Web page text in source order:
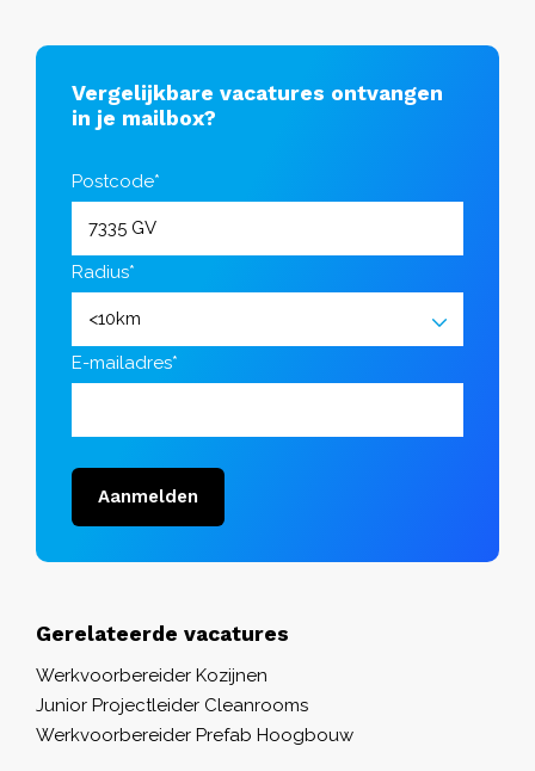
Vergelijkbare vacatures ontvangen
in je mailbox?
Postcode*
Radius*
E-mailadres*
Aanmelden
Gerelateerde vacatures
Werkvoorbereider Kozijnen
Junior Projectleider Cleanrooms
Werkvoorbereider Prefab Hoogbouw